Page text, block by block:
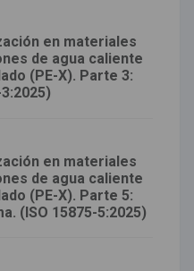
en materiales
de agua caliente
(PE-X). Parte 3:
en materiales
de agua caliente
(PE-X). Parte 5:
(ISO 15875-5:2025)